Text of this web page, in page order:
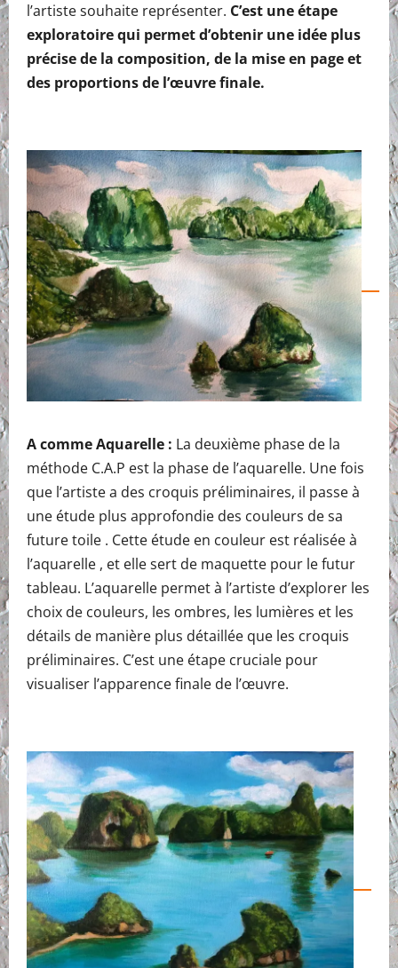
l’artiste souhaite représenter. C’est une étape
exploratoire qui permet d’obtenir une idée plus
précise de la composition, de la mise en page et
des proportions de l’œuvre finale.
A comme Aquarelle : La deuxième phase de la
méthode C.A.P est la phase de l’aquarelle. Une fois
que l’artiste a des croquis préliminaires, il passe à
une étude plus approfondie des couleurs de sa
future toile . Cette étude en couleur est réalisée à
l’aquarelle , et elle sert de maquette pour le futur
tableau. L’aquarelle permet à l’artiste d’explorer les
choix de couleurs, les ombres, les lumières et les
détails de manière plus détaillée que les croquis
préliminaires. C’est une étape cruciale pour
visualiser l’apparence finale de l’œuvre.